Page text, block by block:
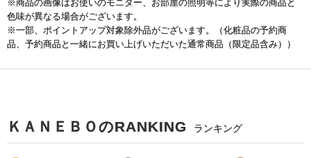
※商品の画像はお使いのモニター、お部屋の照明等により実際の商品と
色味が異なる場合がございます。
※一部、ポイントアップ対象除外品がございます。（化粧品の予約商
品、予約商品と一緒にお買い上げいただいた通常商品（限定品含み））
ＫＡＮＥＢＯのRANKING ランキング